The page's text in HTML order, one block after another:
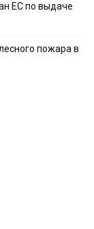
ЕС по выдаче
пожара в